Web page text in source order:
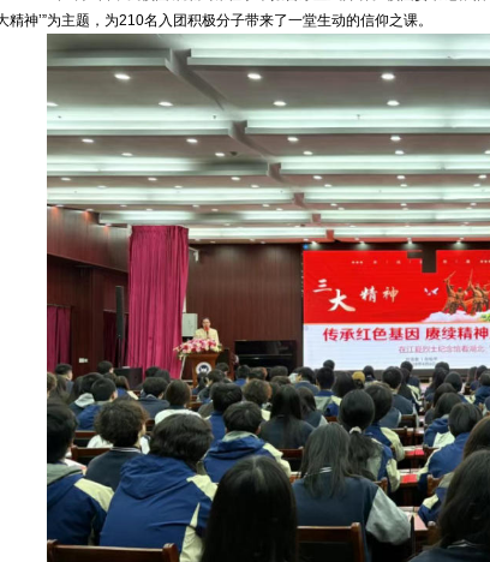
精神’”为主题，为210名入团积极分子带来了一堂生动的信仰之课。